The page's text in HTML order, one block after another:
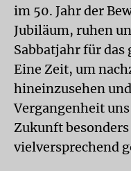
im 50. Jahr der
Jubiläum, ruhen
Sabbatjahr für das
Eine Zeit, um
hineinzusehen
Vergangenheit
Zukunft
vielversprechend